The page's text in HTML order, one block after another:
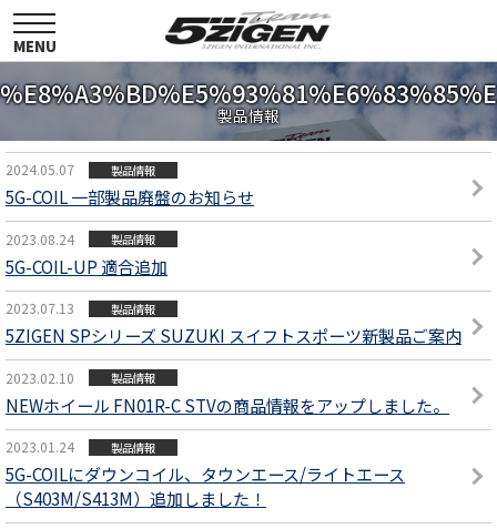
toggle
navigation
MENU
製品情報
2024.05.07 製品情報
5G-COIL 一部製品廃盤のお知らせ
2023.08.24 製品情報
5G-COIL-UP 適合追加
2023.07.13 製品情報
5ZIGEN SPシリーズ SUZUKI スイフトスポーツ新製品ご案内
2023.02.10 製品情報
NEWホイール FN01R-C STVの商品情報をアップしました。
2023.01.24 製品情報
5G-COILにダウンコイル、タウンエース/ライトエース
（S403M/S413M）追加しました！